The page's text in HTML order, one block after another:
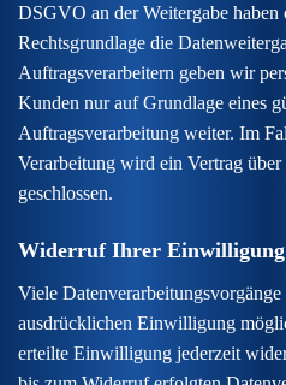
DSGVO an der Weitergabe haben
Rechtsgrundlage die
Auftragsverarbeitern geben wir
Kunden nur auf Grundlage eines
Auftragsverarbeitung weiter. Im
Verarbeitung wird ein Vertrag über
geschlossen.
Widerruf Ihrer
Viele
ausdrücklichen Einwilligung
erteilte Einwilligung jederzeit